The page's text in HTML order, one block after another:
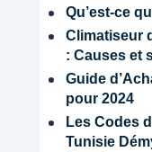
Qu’est-ce
Climatiseur
: Causes et
Guide
pour 2024
Les Codes
Tunisie